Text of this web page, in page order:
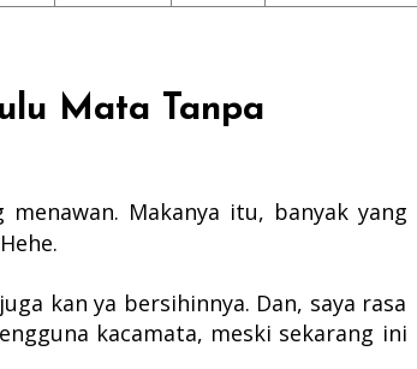
Mata Tanpa
Makanya itu, banyak yang
kan ya bersihinnya. Dan, saya rasa
kacamata, meski sekarang ini